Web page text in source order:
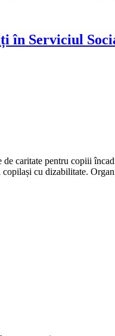
Serviciul
caritate pentru copiii
copilași cu dizabilitate.